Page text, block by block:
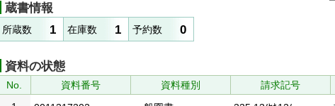
蔵書情報
所蔵数 1 在庫数 1 予約数 0
資料の状態
No. 資料番号 資料種別 請求記号